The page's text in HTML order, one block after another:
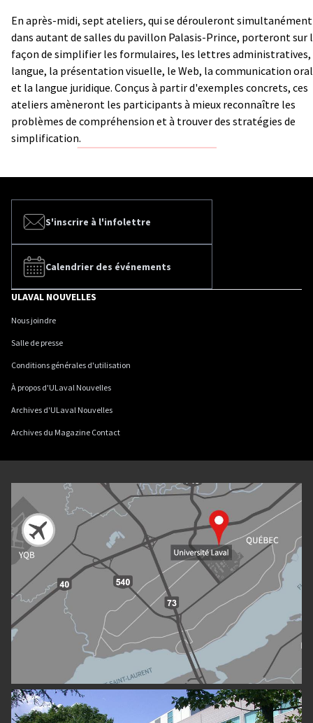
En après-midi, sept ateliers, qui se dérouleront simultanément
dans autant de salles du pavillon Palasis-Prince, porteront sur
façon de simplifier les formulaires, les lettres administratives,
langue, la présentation visuelle, le Web, la communication
et la langue juridique. Conçus à partir d'exemples concrets, ces
ateliers amèneront les participants à mieux reconnaître les
problèmes de compréhension et à trouver des stratégies de
simplification.
S'inscrire à l'infolettre
Calendrier des événements
ULAVAL NOUVELLES
Nous joindre
Salle de presse
Conditions générales d'utilisation
À propos d'ULaval Nouvelles
Archives d'ULaval Nouvelles
Archives du Magazine Contact